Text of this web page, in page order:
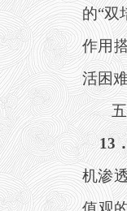
的“双
作用
活困
13
机渗